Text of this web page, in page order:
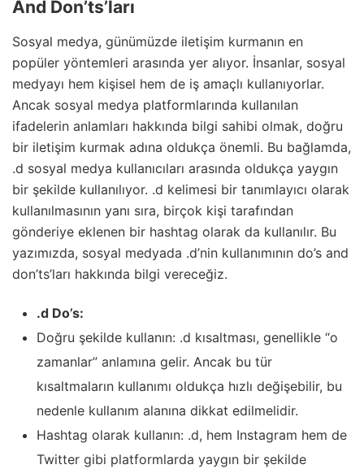
And Don’ts’ları
Sosyal medya, günümüzde iletişim kurmanın en
popüler yöntemleri arasında yer alıyor. İnsanlar, sosyal
medyayı hem kişisel hem de iş amaçlı kullanıyorlar.
Ancak sosyal medya platformlarında kullanılan
ifadelerin anlamları hakkında bilgi sahibi olmak, doğru
bir iletişim kurmak adına oldukça önemli. Bu bağlamda,
.d sosyal medya kullanıcıları arasında oldukça yaygın
bir şekilde kullanılıyor. .d kelimesi bir tanımlayıcı olarak
kullanılmasının yanı sıra, birçok kişi tarafından
gönderiye eklenen bir hashtag olarak da kullanılır. Bu
yazımızda, sosyal medyada .d’nin kullanımının do’s and
don’ts’ları hakkında bilgi vereceğiz.
.d Do’s:
Doğru şekilde kullanın: .d kısaltması, genellikle “o
zamanlar” anlamına gelir. Ancak bu tür
kısaltmaların kullanımı oldukça hızlı değişebilir, bu
nedenle kullanım alanına dikkat edilmelidir.
Hashtag olarak kullanın: .d, hem Instagram hem de
Twitter gibi platformlarda yaygın bir şekilde